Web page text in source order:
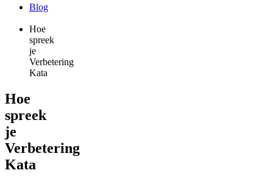
Blog
Hoe
spreek
je
Verbetering
Kata
Hoe
spreek
je
Verbetering
Kata